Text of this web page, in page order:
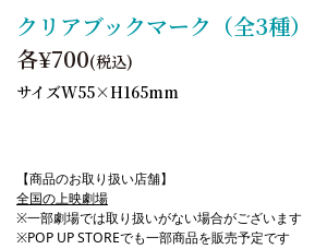
クリアブックマーク（全3種）
各¥700(税込)
サイズW55×H165mm
【商品のお取り扱い店舗】
全国の上映劇場
※一部劇場では取り扱いがない場合がございます
※POP UP STOREでも一部商品を販売予定です